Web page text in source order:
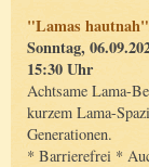
"Lamas
Sonntag,
15:30 Uhr
Achtsame Lama-
kurzem Lama-
Generationen.
* Barrierefrei *